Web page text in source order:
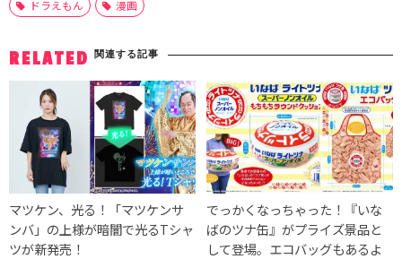
ドラえもん 漫画
RELATED 関連する記事
マツケン、光る！「マツケンサ
ンバ」の上様が暗闇で光るTシャ
ツが新発売！
でっかくなっちゃった！『いな
ばのツナ缶』がプライズ景品と
して登場。エコバッグもあるよ